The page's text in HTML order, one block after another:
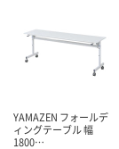
YAMAZEN フォールデ
ィングテーブル 幅
1800…